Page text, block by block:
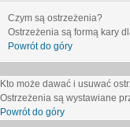
Czym są ostrzeżenia?
Ostrzeżenia są formą kary
Powrót do góry
Kto może dawać i usuwać
Ostrzeżenia są wystawiane
Powrót do góry